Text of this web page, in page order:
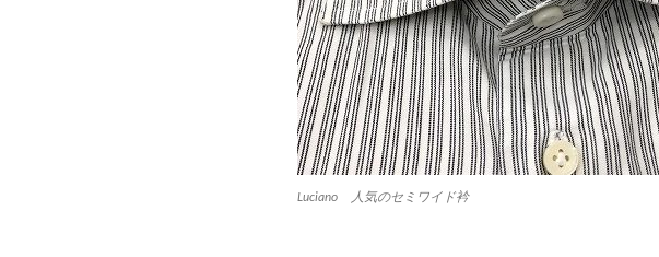
Luciano 人気のセミワイド衿